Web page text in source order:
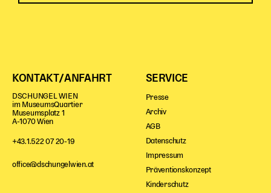
KONTAKT/ANFAHRT
DSCHUNGEL WIEN
im MuseumsQuartier
Museumsplatz 1
A-1070 Wien
+43.1.522 07 20-19
office@dschungelwien.at
SERVICE
Presse
Archiv
AGB
Datenschutz
Impressum
Präventionskonzept
Kinderschutz